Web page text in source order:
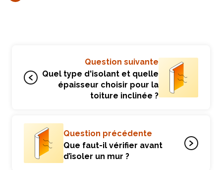
Question suivante
Quel type d'isolant et quelle
épaisseur choisir pour la
toiture inclinée ?
Question précédente
Que faut-il vérifier avant
d’isoler un mur ?